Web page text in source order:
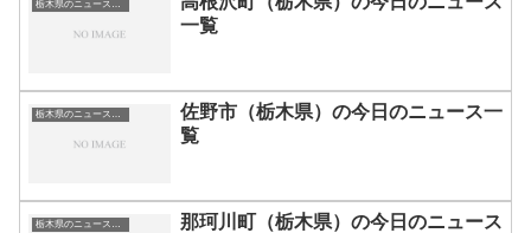
一覧
佐野市（栃木県）の今日のニュース一
覧
那珂川町（栃木県）の今日のニュース